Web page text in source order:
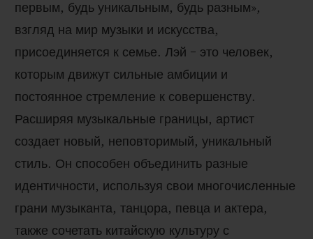
первым, будь уникальным, будь разным»,
взгляд на мир музыки и искусства,
присоединяется к семье. Лэй – это человек,
которым движут сильные амбиции и
постоянное стремление к совершенству.
Расширяя музыкальные границы, артист
создает новый, неповторимый, уникальный
стиль. Он способен объединить разные
идентичности, используя свои многочисленные
грани музыканта, танцора, певца и актера,
также сочетать китайскую культуру с
НАЙТИ БУТИК